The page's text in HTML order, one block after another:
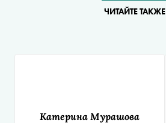
ЧИТАЙТЕ ТАКЖЕ
Катерина Мурашова